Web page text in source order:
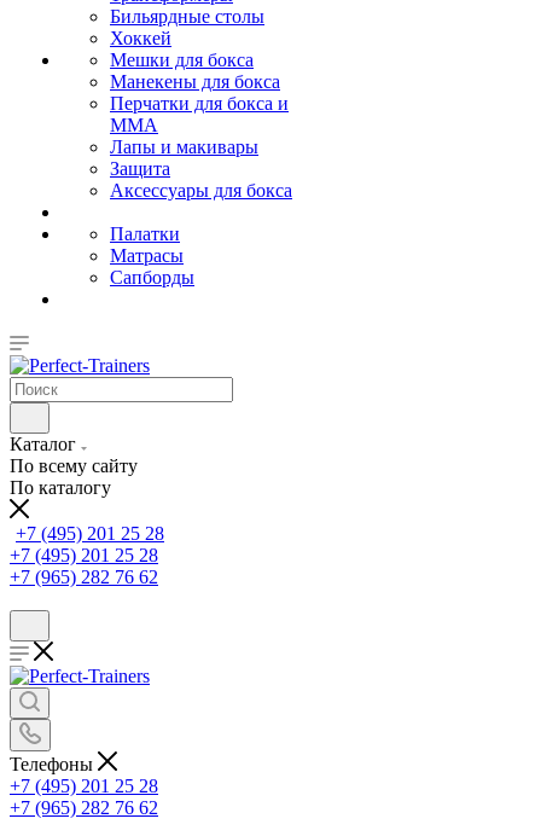
Бильярдные столы
Хоккей
Мешки для бокса
Манекены для бокса
Перчатки для бокса и
MMA
Лапы и макивары
Защита
Аксессуары для бокса
Палатки
Матрасы
Сапборды
Каталог
По всему сайту
По каталогу
+7 (495) 201 25 28
+7 (495) 201 25 28
+7 (965) 282 76 62
Телефоны
+7 (495) 201 25 28
+7 (965) 282 76 62